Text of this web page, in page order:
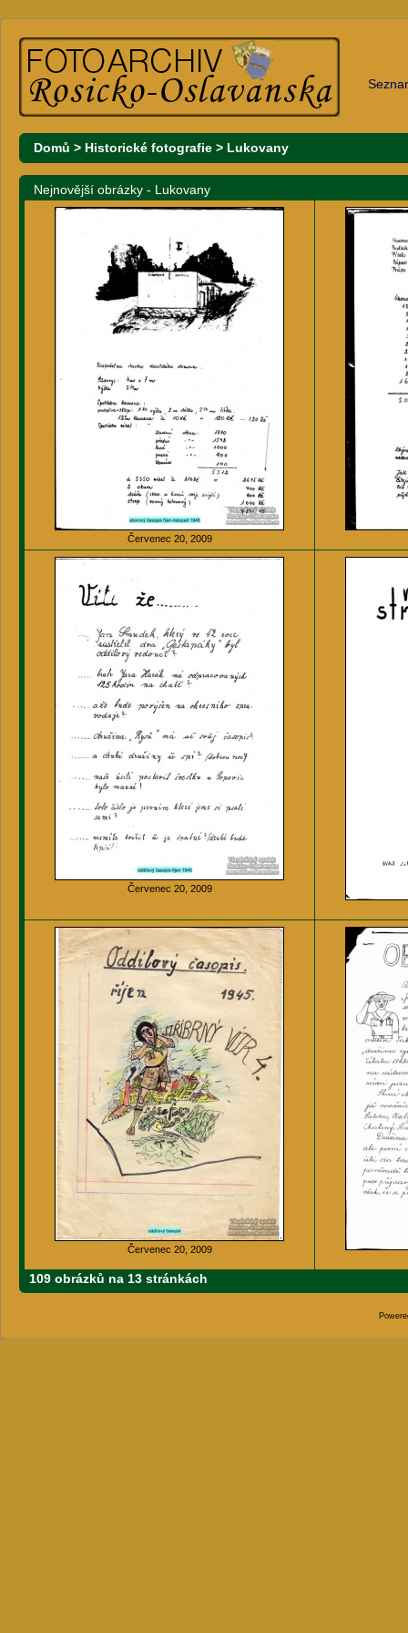
Domů > Historické fotografie > Lukovany
Nejnovější obrázky - Lukovany
Červenec 20, 2009
Červenec 20, 2009
Červenec 20, 2009
109 obrázků na 13 stránkách